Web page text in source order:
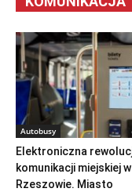
Autobusy
Elektroniczna
komunikacji miejskiej w
Rzeszowie. Miasto